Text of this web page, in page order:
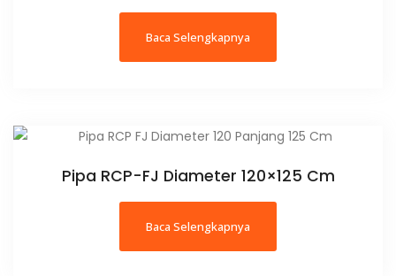
Baca Selengkapnya
Pipa RCP-FJ Diameter 120×125 Cm
Baca Selengkapnya